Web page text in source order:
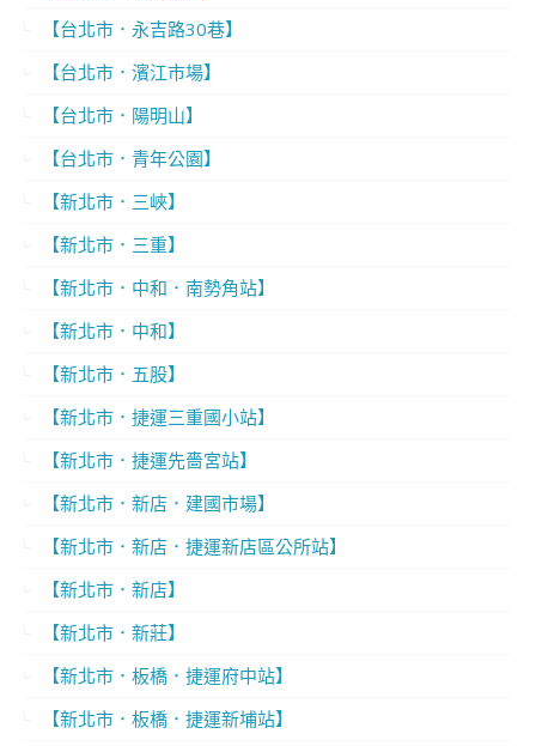
【台北市．永吉路30巷】
【台北市．濱江市場】
【台北市．陽明山】
【台北市．青年公園】
【新北市．三峽】
【新北市．三重】
【新北市．中和．南勢角站】
【新北市．中和】
【新北市．五股】
【新北市．捷運三重國小站】
【新北市．捷運先嗇宮站】
【新北市．新店．建國市場】
【新北市．新店．捷運新店區公所站】
【新北市．新店】
【新北市．新莊】
【新北市．板橋．捷運府中站】
【新北市．板橋．捷運新埔站】